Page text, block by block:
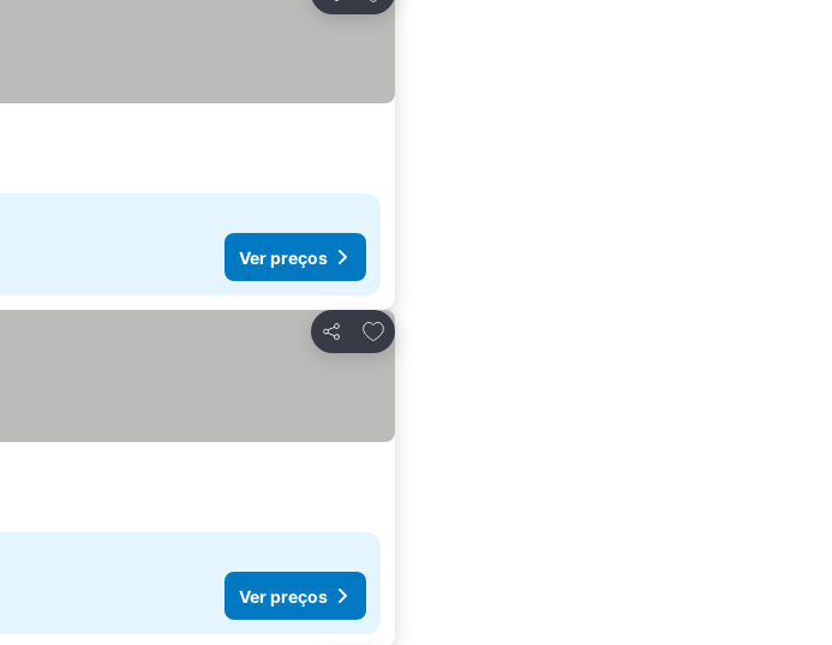
Ver preços
Partilhar
Adicionar aos favoritos
Ver preços